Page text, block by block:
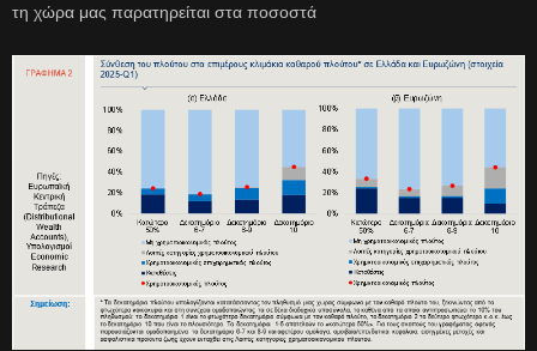
τη χώρα μας παρατηρείται στα ποσοστά